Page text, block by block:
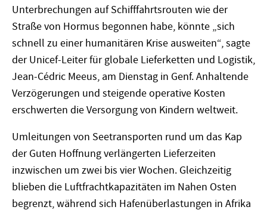
Unterbrechungen auf Schifffahrtsrouten wie der
Straße von Hormus begonnen habe, könnte „sich
schnell zu einer humanitären Krise ausweiten“, sagte
der Unicef-Leiter für globale Lieferketten und Logistik,
Jean-Cédric Meeus, am Dienstag in Genf. Anhaltende
Verzögerungen und steigende operative Kosten
erschwerten die Versorgung von Kindern weltweit.
Umleitungen von Seetransporten rund um das Kap
der Guten Hoffnung verlängerten Lieferzeiten
inzwischen um zwei bis vier Wochen. Gleichzeitig
blieben die Luftfrachtkapazitäten im Nahen Osten
begrenzt, während sich Hafenüberlastungen in Afrika